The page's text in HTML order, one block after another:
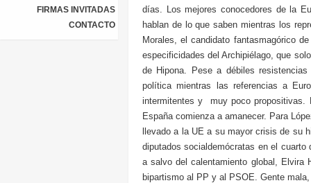
FIRMAS INVITADAS
CONTACTO
días. Los mejores conocedores de la
hablan de lo que saben mientras los
Morales, el candidato fantasmagórico
especificidades del Archipiélago, que
de Hipona. Pese a débiles
política mientras las referencias a
intermitentes y muy poco propositivas.
España comienza a amanecer. Para
llevado a la UE a su mayor crisis de su
diputados socialdemócratas en el
a salvo del calentamiento global, Elvira
bipartismo al PP y al PSOE. Gente